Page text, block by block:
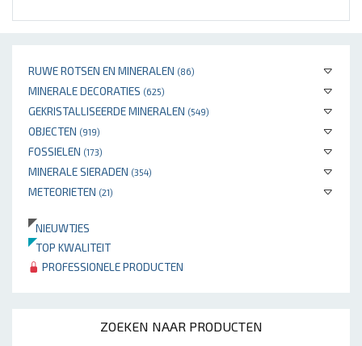
RUWE ROTSEN EN MINERALEN (86)
MINERALE DECORATIES (625)
GEKRISTALLISEERDE MINERALEN (549)
OBJECTEN (919)
FOSSIELEN (173)
MINERALE SIERADEN (354)
METEORIETEN (21)
NIEUWTJES
TOP KWALITEIT
PROFESSIONELE PRODUCTEN
ZOEKEN NAAR PRODUCTEN